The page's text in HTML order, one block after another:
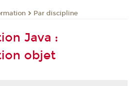
Par discipline
Java :
objet